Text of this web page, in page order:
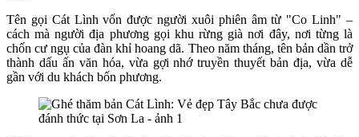
Tên gọi Cát Lình vốn được người xuôi phiên âm từ "Co Linh" –
cách mà người địa phương gọi khu rừng già nơi đây, nơi từng là
chốn cư ngụ của đàn khỉ hoang dã. Theo năm tháng, tên bản dần trở
thành dấu ấn văn hóa, vừa gợi nhớ truyền thuyết bản địa, vừa dễ
gần với du khách bốn phương.